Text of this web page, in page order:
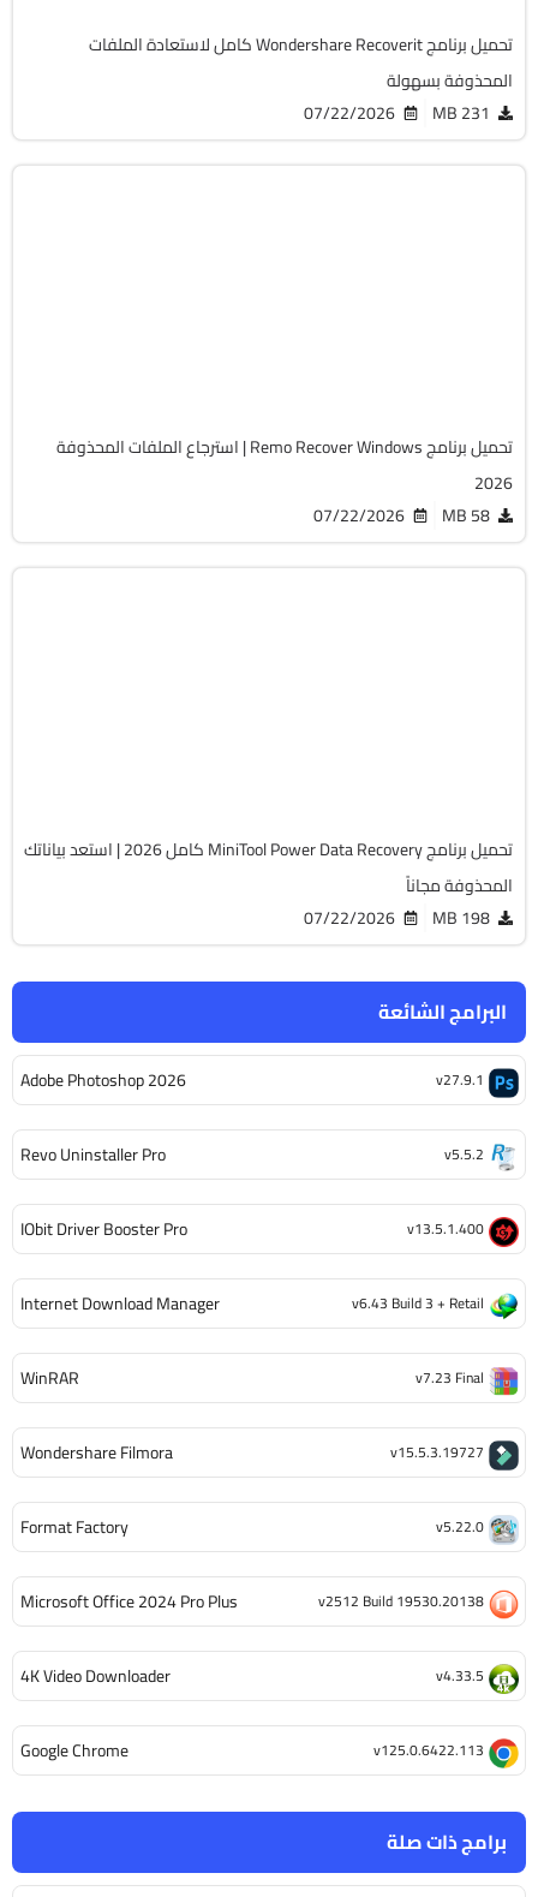
برامج ذات صلة
البرامج الشائعة
Adobe Photoshop 2026 v27.9.1
Revo Uninstaller Pro v5.5.2
IObit Driver Booster Pro v13.5.1.400
Internet Download Manager v6.43 Build 3 + Retail
WinRAR v7.23 Final
Wondershare Filmora v15.5.3.19727
Format Factory v5.22.0
Microsoft Office 2024 Pro Plus v2512 Build 19530.20138
4K Video Downloader v4.33.5
Google Chrome v125.0.6422.113
تحميل برنامج Wondershare Recoverit كامل لاستعادة الملفات
المحذوفة بسهولة
231 MB
07/22/2026
تحميل برنامج Remo Recover Windows | استرجاع الملفات المحذوفة
2026
58 MB
07/22/2026
تحميل برنامج MiniTool Power Data Recovery كامل 2026 | استعد بياناتك
المحذوفة مجاناً
198 MB
07/22/2026